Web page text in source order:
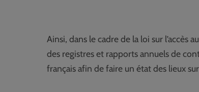
Ainsi, dans le cadre de la loi sur
des registres et rapports annuels de
français afin de faire un état des lieux